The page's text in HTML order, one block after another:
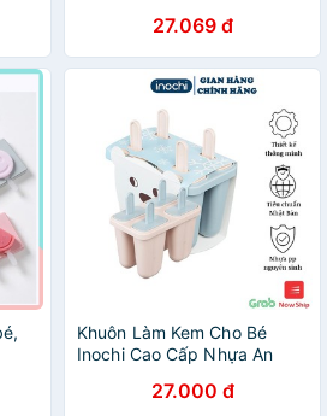
27.069 đ
Khuôn Làm Kem Cho Bé
Inochi Cao Cấp Nhựa An
27.000 đ